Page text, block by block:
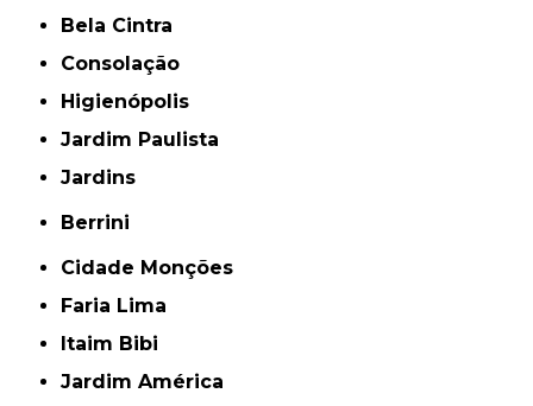
Bela Cintra
Consolação
Higienópolis
Jardim Paulista
Jardins
Berrini
Cidade Monções
Faria Lima
Itaim Bibi
Jardim América